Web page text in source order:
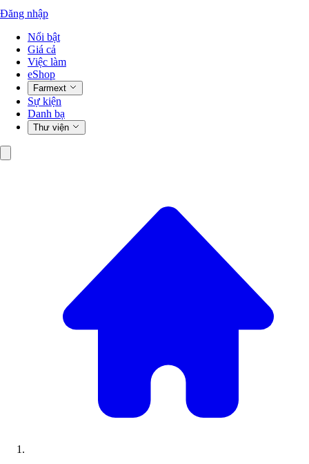
Đăng nhập
Nổi bật
Giá cả
Việc làm
eShop
Farmext
Sự kiện
Danh bạ
Thư viện